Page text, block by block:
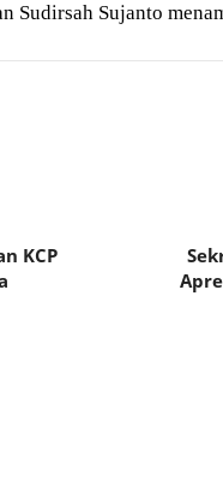
Sudirsah Sujanto
KCP